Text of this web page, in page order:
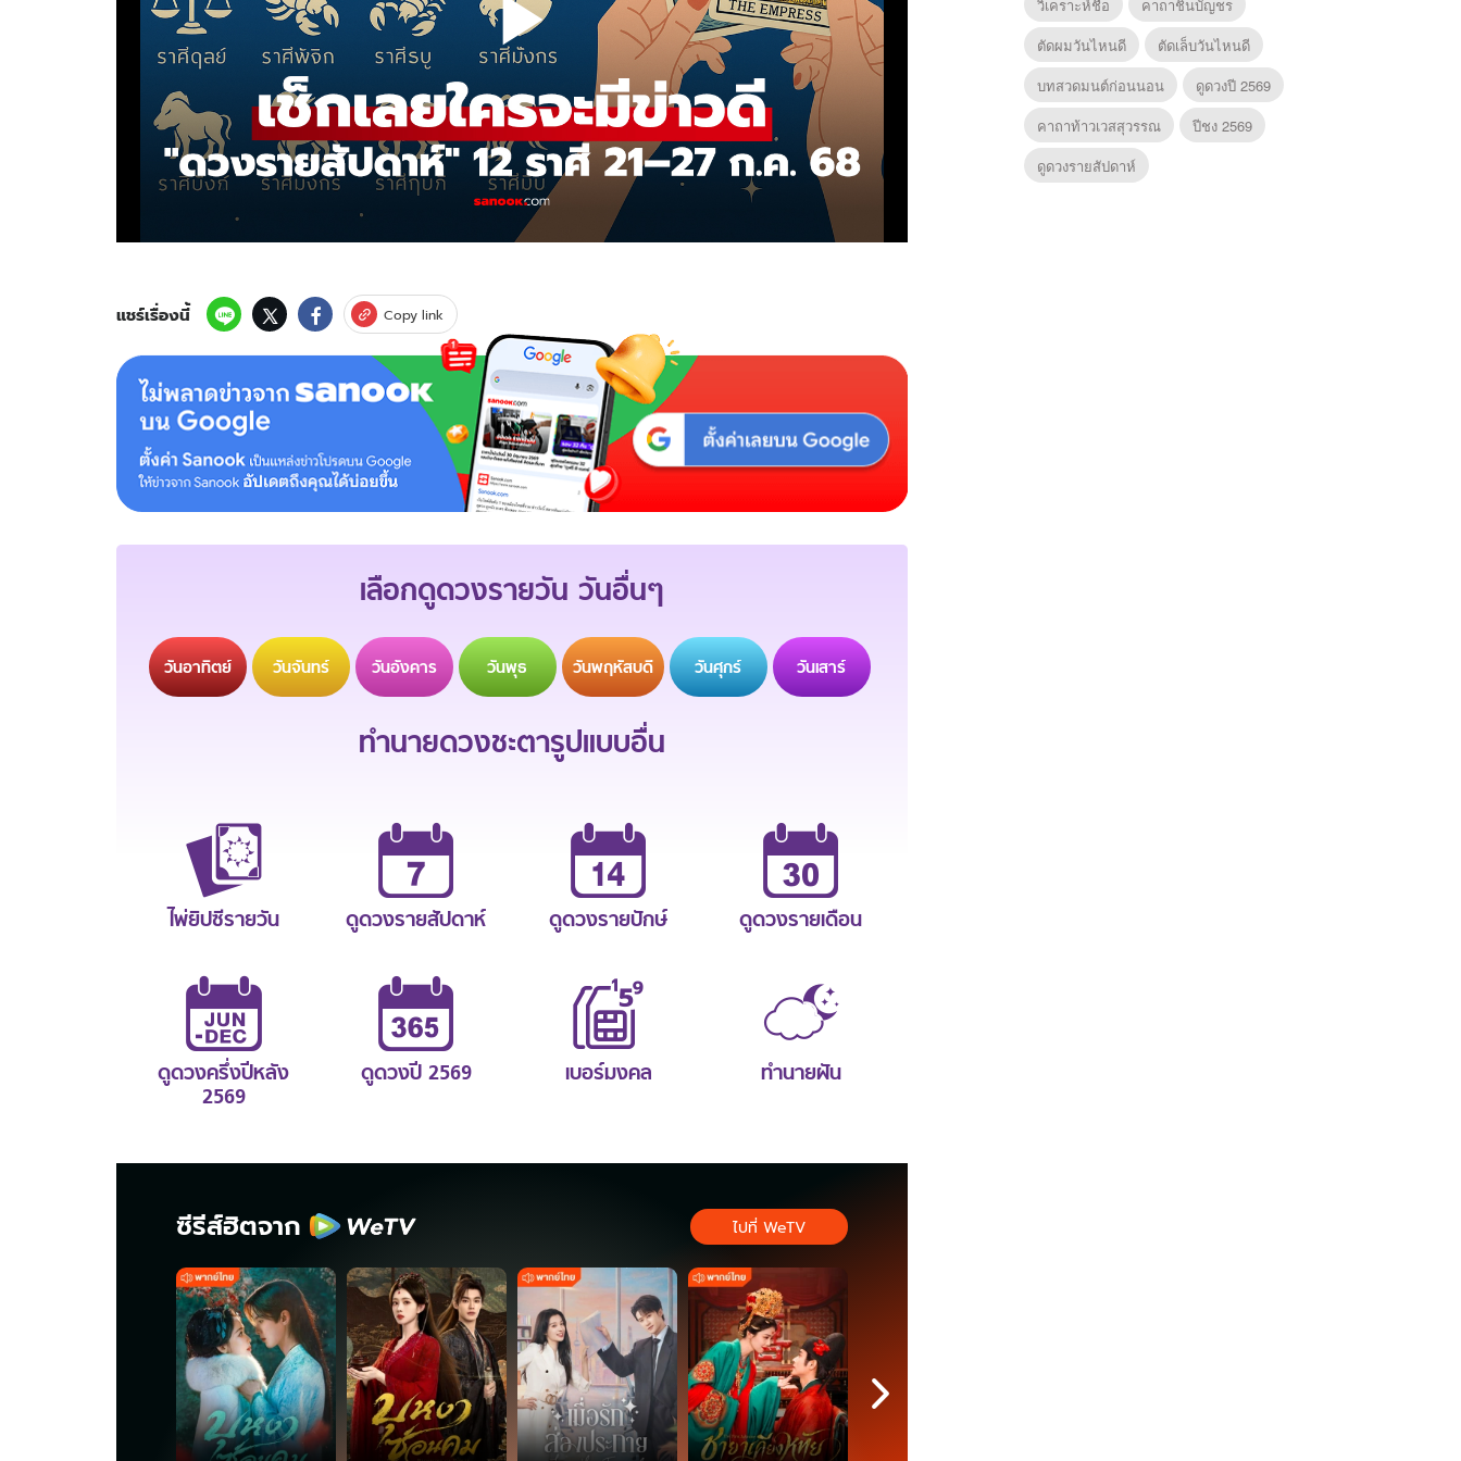
แชร์เรื่องนี้ Copy link
เลือกดูดวงรายวัน วันอื่นๆ
วันอาทิตย์ วันจันทร์ วันอังคาร วันพุธ วันพฤหัสบดี วันศุกร์ วันเสาร์
ทำนายดวงชะตารูปแบบอื่น
ไพ่ยิปซีรายวัน ดูดวงรายสัปดาห์ ดูดวงรายปักษ์ ดูดวงรายเดือน
ดูดวงครึ่งปีหลัง
2569
ดูดวงปี 2569 เบอร์มงคล ทำนายฝัน
ซีรีส์ฮิตจาก ไปที่ WeTV
วิเคราะห์ชื่อ
คาถาชินบัญชร
ตัดผมวันไหนดี
ตัดเล็บวันไหนดี
บทสวดมนต์ก่อนนอน
ดูดวงปี 2569
คาถาท้าวเวสสุวรรณ
ปีชง 2569
ดูดวงรายสัปดาห์